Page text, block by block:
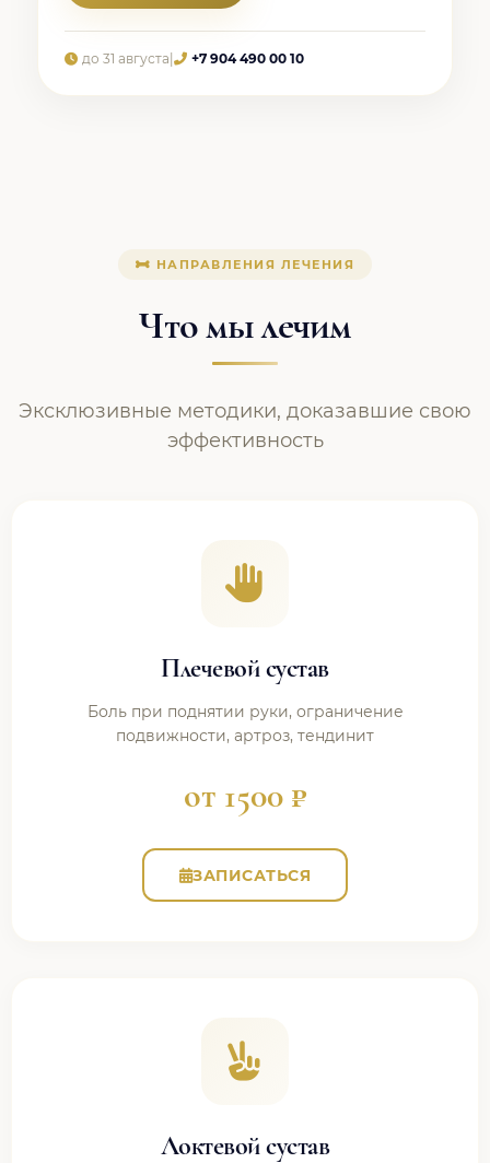
до 31 августа +7 904 490 00 10
НАПРАВЛЕНИЯ ЛЕЧЕНИЯ
Что мы лечим
Эксклюзивные методики, доказавшие свою
эффективность
Плечевой сустав
Боль при поднятии руки, ограничение
подвижности, артроз, тендинит
от 1500 ₽
ЗАПИСАТЬСЯ
Локтевой сустав